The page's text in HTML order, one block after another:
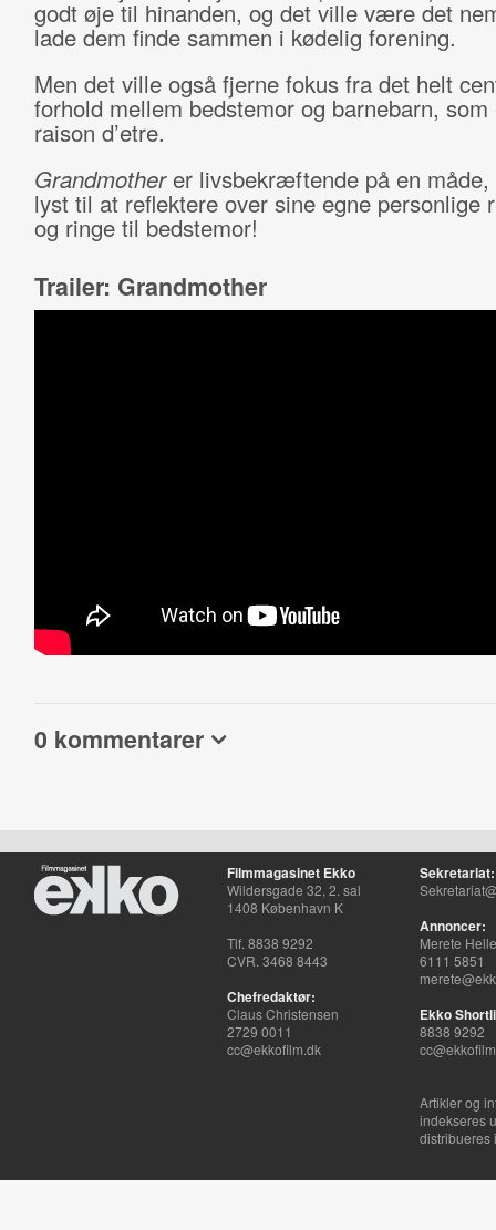
godt øje til hinanden, og det ville være det
lade dem finde sammen i kødelig forening.
Men det ville også fjerne fokus fra det helt
forhold mellem bedstemor og barnebarn,
raison d’etre.
Grandmotherer livsbekræftende på en måde,
lyst til at reflektere over sine egne personlige
og ringe til bedstemor!
Trailer: Grandmother
0 kommentarer
Filmmagasinet Ekko
Wildersgade 32, 2. sal
1408 København K
Tlf. 8838 9292
CVR. 3468 8443
Chefredaktør:
Claus Christensen
2729 0011
cc@ekkofilm.dk
Sekretariat:
Annoncer:
Merete
6111 5851
Ekko
8838 9292
Artikler og
indekseres
distribueres